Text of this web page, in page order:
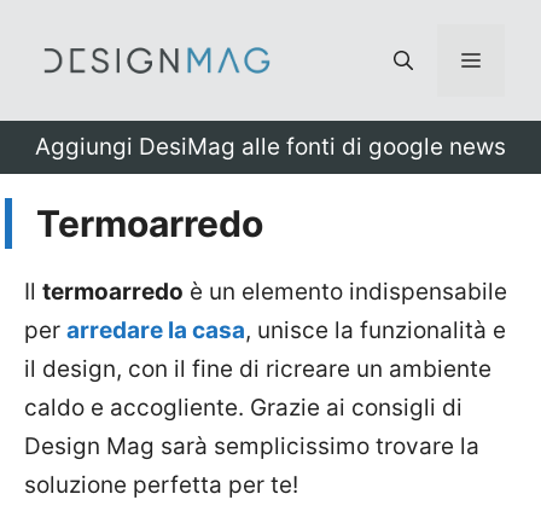
Menu
Aggiungi DesiMag alle fonti di google news
Termoarredo
Il termoarredo è un elemento indispensabile
per arredare la casa, unisce la funzionalità e
il design, con il fine di ricreare un ambiente
caldo e accogliente. Grazie ai consigli di
Design Mag sarà semplicissimo trovare la
soluzione perfetta per te!